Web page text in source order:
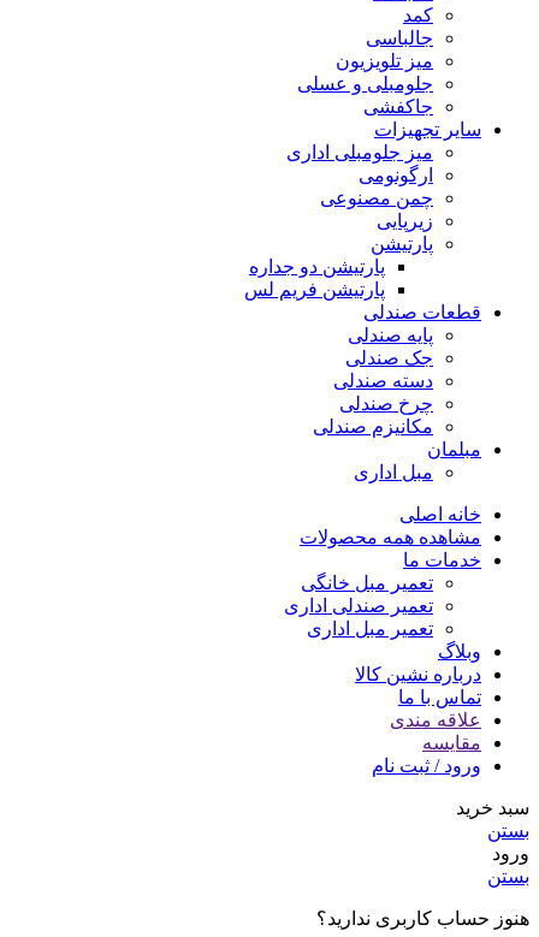
کمد
جالباسی
میز تلویزیون
جلومبلی و عسلی
جاکفشی
سایر تجهیزات
میز جلومبلی اداری
ارگونومی
چمن مصنوعی
زیرپایی
پارتیشن
پارتیشن دو جداره
پارتیشن فریم لس
قطعات صندلی
پایه صندلی
جک صندلی
دسته صندلی
چرخ صندلی
مکانیزم صندلی
مبلمان
مبل اداری
خانه اصلی
مشاهده همه محصولات
خدمات ما
تعمیر مبل خانگی
تعمیر صندلی اداری
تعمیر مبل اداری
وبلاگ
درباره نشین کالا
تماس با ما
علاقه مندی
مقایسه
ورود / ثبت نام
سبد خرید
بستن
ورود
بستن
هنوز حساب کاربری ندارید؟